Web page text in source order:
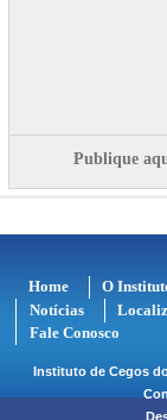
Publique
Home O
Notícias
Fale Conosco
Instituto de Cegos